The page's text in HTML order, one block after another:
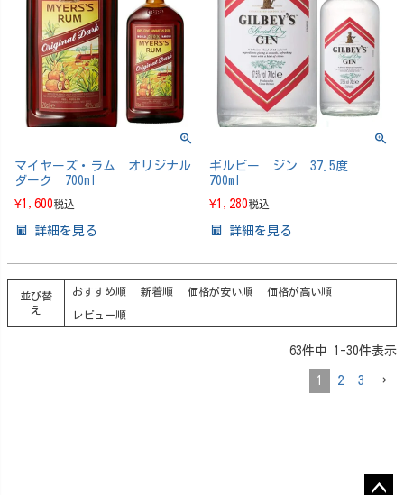
マイヤーズ・ラム オリジナル
ダーク 700ml
¥1,600税込
詳細を見る
ギルビー ジン 37.5度
700ml
¥1,280税込
詳細を見る
並び替
え
おすすめ順 新着順 価格が安い順 価格が高い順
レビュー順
63件中 1 -30件表示
1 2 3